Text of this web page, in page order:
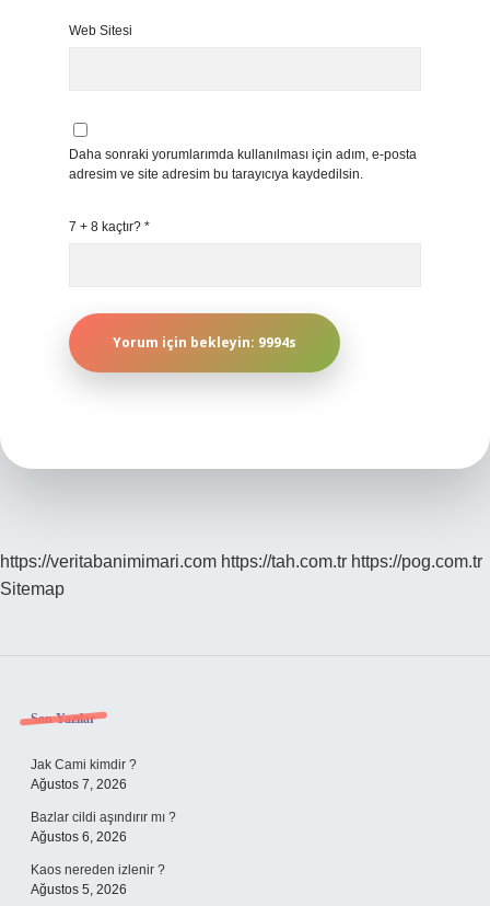
Web Sitesi
Daha sonraki yorumlarımda kullanılması için adım, e-posta
adresim ve site adresim bu tarayıcıya kaydedilsin.
7 + 8 kaçtır? *
https://veritabanimimari.com https://tah.com.tr https://pog.com.tr
Sitemap
Sidebar
Son Yazılar
Jak Cami kimdir ?
Ağustos 7, 2026
Bazlar cildi aşındırır mı ?
Ağustos 6, 2026
Kaos nereden izlenir ?
Ağustos 5, 2026